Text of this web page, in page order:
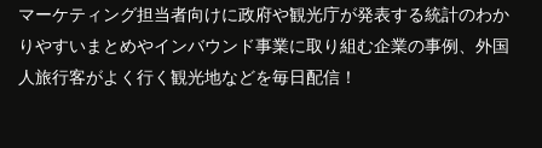
マーケティング担当者向けに政府や観光庁が発表する統計のわか
りやすいまとめやインバウンド事業に取り組む企業の事例、外国
人旅行客がよく行く観光地などを毎日配信！